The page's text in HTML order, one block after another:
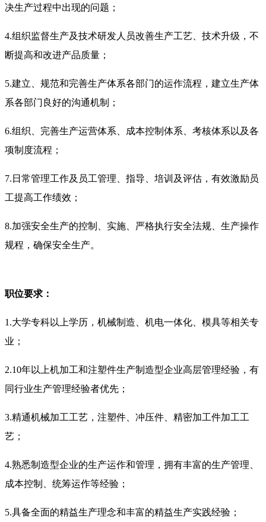
决生产过程中出现的问题；
4.组织监督生产及技术研发人员改善生产工艺、技术升级，不
断提高和改进产品质量；
5.建立、规范和完善生产体系各部门的运作流程，建立生产体
系各部门良好的沟通机制；
6.组织、完善生产运营体系、成本控制体系、考核体系以及各
项制度流程；
7.日常管理工作及员工管理、指导、培训及评估，有效激励员
工提高工作绩效；
8.加强安全生产的控制、实施、严格执行安全法规、生产操作
规程，确保安全生产。
职位要求：
1.大学专科以上学历，机械制造、机电一体化、模具等相关专
业；
2.10年以上机加工和注塑件生产制造型企业高层管理经验，有
同行业生产管理经验者优先；
3.精通机械加工工艺，注塑件、冲压件、精密加工件加工工
艺；
4.熟悉制造型企业的生产运作和管理，拥有丰富的生产管理、
成本控制、统筹运作等经验；
5.具备全面的精益生产理念和丰富的精益生产实践经验；